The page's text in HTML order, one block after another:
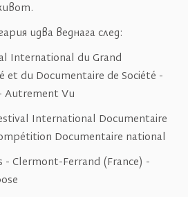
идва веднага след:
International du Grand
et du Documentaire de Société -
Autrement Vu
International Documentaire
Documentaire national
- Clermont-Ferrand (France) -